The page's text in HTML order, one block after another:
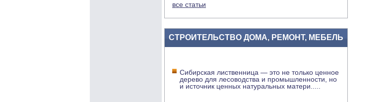
все статьи
СТРОИТЕЛЬСТВО ДОМА, РЕМОНТ, МЕБЕЛЬ
Сибирская лиственница — это не только ценное
дерево для лесоводства и промышленности, но
и источник ценных натуральных матери